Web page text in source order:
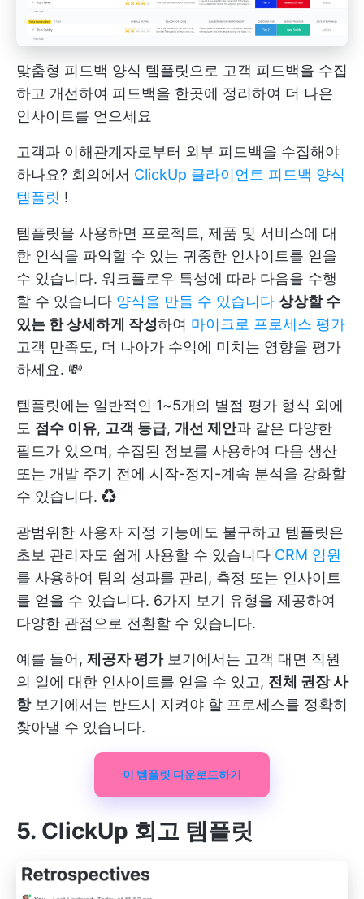
맞춤형 피드백 양식 템플릿으로 고객 피드백을 수집
하고 개선하여 피드백을 한곳에 정리하여 더 나은
인사이트를 얻으세요
고객과 이해관계자로부터 외부 피드백을 수집해야
하나요? 회의에서 ClickUp 클라이언트 피드백 양식
템플릿 !
템플릿을 사용하면 프로젝트, 제품 및 서비스에 대
한 인식을 파악할 수 있는 귀중한 인사이트를 얻을
수 있습니다. 워크플로우 특성에 따라 다음을 수행
할 수 있습니다 양식을 만들 수 있습니다 상상할 수
있는 한 상세하게 작성하여 마이크로 프로세스 평가
고객 만족도, 더 나아가 수익에 미치는 영향을 평가
하세요. 💸
템플릿에는 일반적인 1~5개의 별점 평가 형식 외에
도 점수 이유, 고객 등급, 개선 제안과 같은 다양한
필드가 있으며, 수집된 정보를 사용하여 다음 생산
또는 개발 주기 전에 시작-정지-계속 분석을 강화할
수 있습니다. ♻️
광범위한 사용자 지정 기능에도 불구하고 템플릿은
초보 관리자도 쉽게 사용할 수 있습니다 CRM 임원
를 사용하여 팀의 성과를 관리, 측정 또는 인사이트
를 얻을 수 있습니다. 6가지 보기 유형을 제공하여
다양한 관점으로 전환할 수 있습니다.
예를 들어, 제공자 평가보기에서는 고객 대면 직원
의 일에 대한 인사이트를 얻을 수 있고, 전체 권장 사
항보기에서는 반드시 지켜야 할 프로세스를 정확히
찾아낼 수 있습니다.
이 템플릿 다운로드하기
5. ClickUp 회고 템플릿